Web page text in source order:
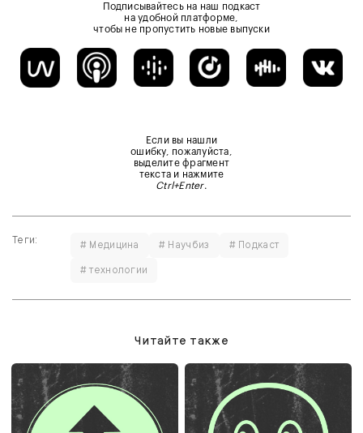
Подписывайтесь на наш подкаст
на удобной платформе,
чтобы не пропустить новые выпуски
Если вы нашли
ошибку, пожалуйста,
выделите фрагмент
текста и нажмите
Ctrl+Enter.
Теги: # Медицина # Научбиз
# Подкаст
# технологии
Читайте также